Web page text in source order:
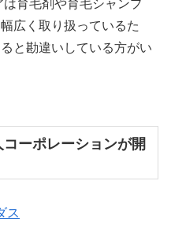
育毛剤や育毛シャンプ
広く取り扱っているた
と勘違いしている方がい
ーポレーションが開
ス